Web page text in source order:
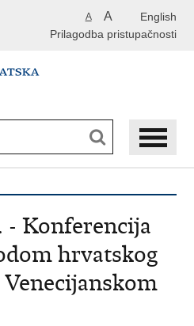
English
A A
Prilagodba pristupačnosti
- Konferencija
hrvatskog